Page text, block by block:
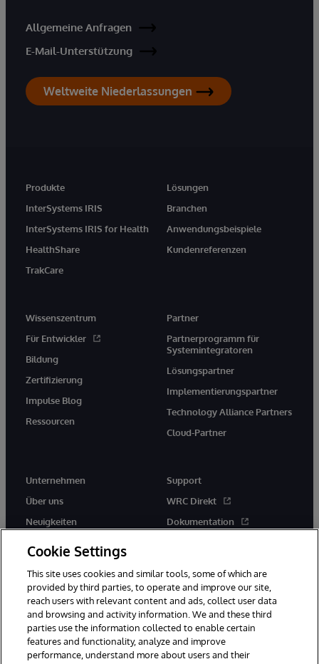
Allgemeine Anfragen
E-Mail-Unterstützung
Weltweite Niederlassungen
Produkte
InterSystems IRIS
InterSystems IRIS for Health
HealthShare
TrakCare
Lösungen
Branchen
Anwendungsbeispiele
Kundenreferenzen
Wissenszentrum
Für Entwickler
Bildung
Zertifizierung
Impulse Blog
Ressourcen
Partner
Partnerprogramm für
Systemintegratoren
Lösungspartner
Implementierungspartner
Technology Alliance Partners
Cloud-Partner
Unternehmen
Über uns
Neuigkeiten
Support
WRC Direkt
Dokumentation
© 1996-2026 InterSystems Corporation, Boston, MA. Alle Rechte
Cookie Settings
This site uses cookies and similar tools, some of which are
provided by third parties, to operate and improve our site,
reach users with relevant content and ads, collect user data
and browsing and activity information. We and these third
parties use the information collected to enable certain
features and functionality, analyze and improve
performance, understand more about users and their